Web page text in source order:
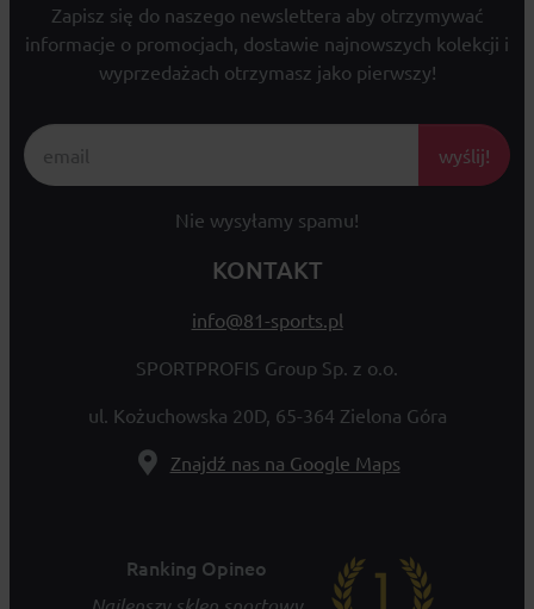
Zapisz się do naszego newslettera aby otrzymywać
informacje o promocjach, dostawie najnowszych kolekcji i
wyprzedażach otrzymasz jako pierwszy!
wyślij!
Nie wysyłamy spamu!
KONTAKT
info@81-sports.pl
SPORTPROFIS Group Sp. z o.o.
ul. Kożuchowska 20D, 65-364 Zielona Góra
Znajdź nas na Google Maps
Ranking Opineo